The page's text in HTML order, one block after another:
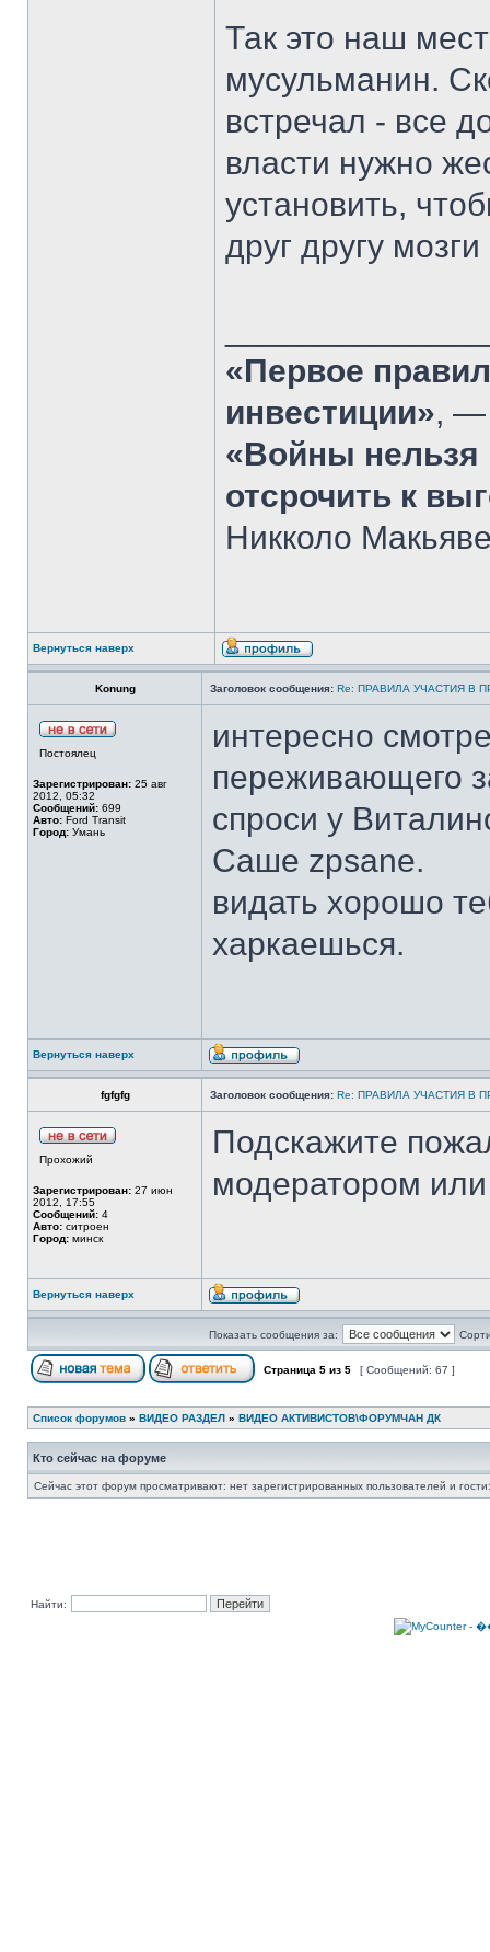
Так это наш
мусульманин.
встречал - все
власти нужно
установить,
друг другу
«Первое
инвестиции», —
«Войны нельзя
отсрочить к
Никколо
Вернуться наверх
Konung Заголовок сообщения: Re: ПРАВИЛА УЧАСТИЯ В
Постоялец
Зарегистрирован: 25 авг
2012, 05:32
Сообщений: 699
Авто: Ford Transit
Город: Умань
интересно
переживающего
спроси у
Саше zpsane.
видать хорошо
харкаешься.
Вернуться наверх
fgfgfg Заголовок сообщения: Re: ПРАВИЛА УЧАСТИЯ В
Прохожий
Зарегистрирован: 27 июн
2012, 17:55
Сообщений: 4
Авто: ситроен
Город: минск
Подскажите
модератором
Вернуться наверх
Показать сообщения за:
Страница 5 из 5 [ Сообщений: 67 ]
Список форумов » ВИДЕО РАЗДЕЛ » ВИДЕО АКТИВИСТОВ\ФОРУМЧАН ДК
Кто сейчас на форуме
Сейчас этот форум просматривают: нет зарегистрированных пользователей и
Найти: